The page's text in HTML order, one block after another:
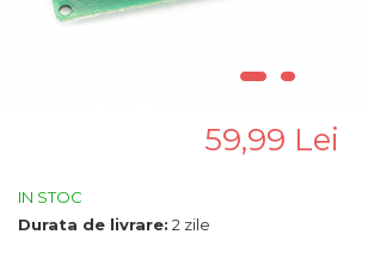
59,99 Lei
IN STOC
Durata de livrare: 2 zile